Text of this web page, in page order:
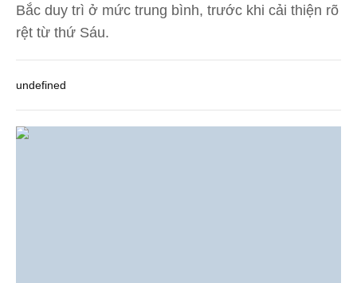
Bắc duy trì ở mức trung bình, trước khi cải thiện rõ
rệt từ thứ Sáu.
undefined